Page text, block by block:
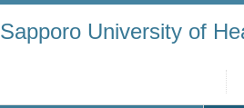
Sapporo University of